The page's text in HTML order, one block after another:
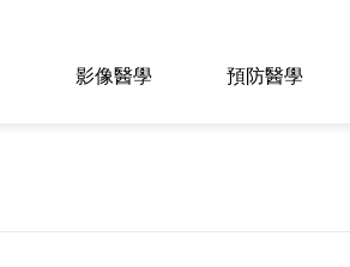
影像醫學 預防醫學